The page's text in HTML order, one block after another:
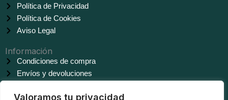
Valoramos tu privacidad
Política de Privacidad
Política de Cookies
Aviso Legal
Información
Condiciones de compra
Envíos y devoluciones
Síguenos